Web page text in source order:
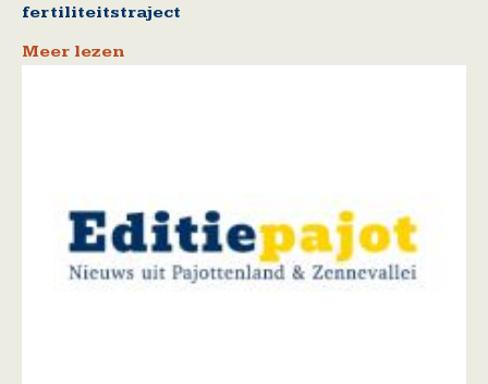
fertiliteitstraject
Meer lezen